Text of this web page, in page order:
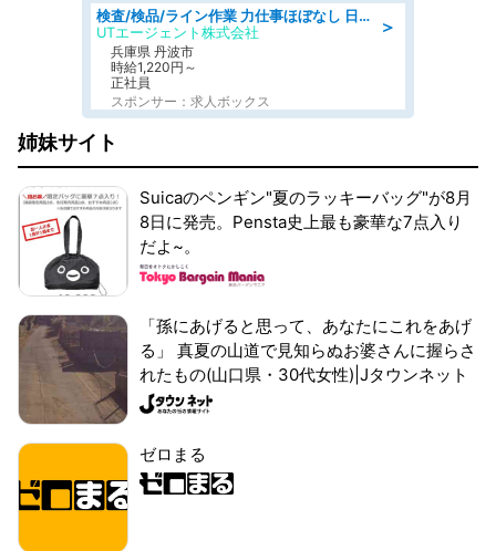
＞
検査/検品/ライン作業 力仕事ほぼなし 日勤 土日休 未経験歓迎 検品·検査
UTエージェント株式会社
兵庫県 丹波市
時給1,220円～
正社員
スポンサー：求人ボックス
姉妹サイト
Suicaのペンギン"夏のラッキーバッグ"が8月
8日に発売。Pensta史上最も豪華な7点入り
だよ~。
「孫にあげると思って、あなたにこれをあげ
る」 真夏の山道で見知らぬお婆さんに握らさ
れたもの(山口県・30代女性)|Jタウンネット
ゼロまる